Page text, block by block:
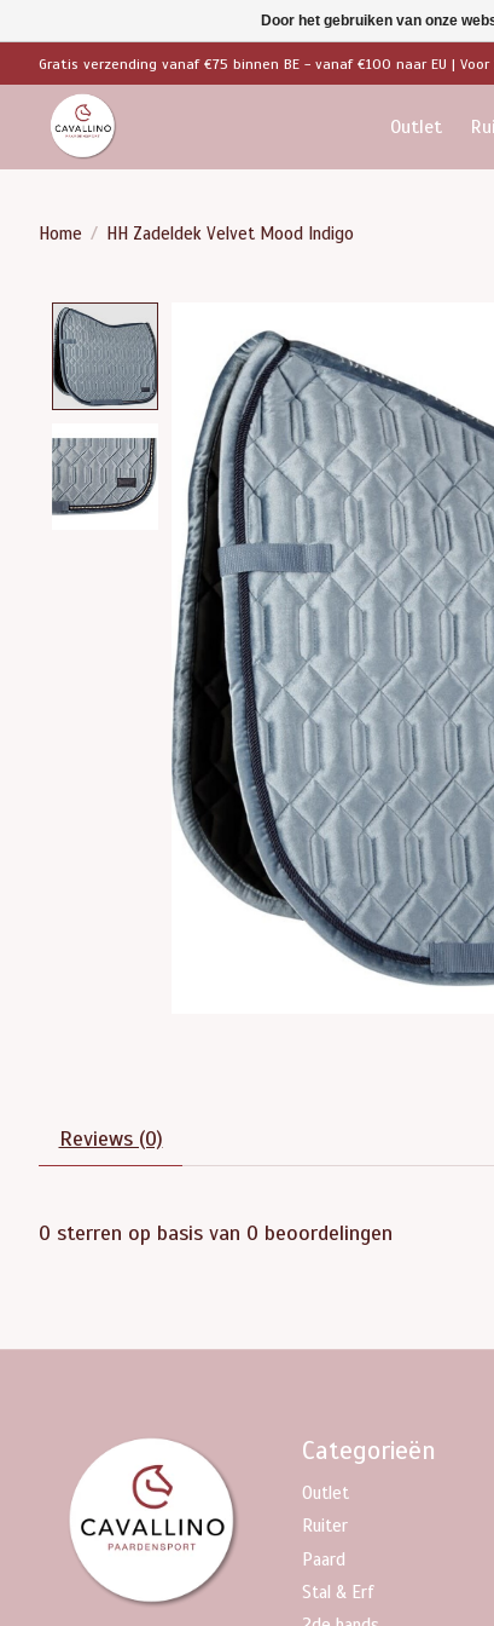
Gratis verzending vanaf €75 binnen BE - vanaf €100 naar EU |
Outlet
Home / HH Zadeldek Velvet Mood Indigo
Reviews (0)
0 sterren op basis van 0 beoordelingen
Categorieën
Outlet
Ruiter
Paard
Stal & Erf
Door het gebruiken van onze